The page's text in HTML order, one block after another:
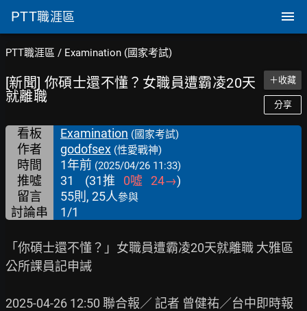
PTT職涯區
PTT職涯區 / Examination (國家考試)
[新聞] 你碩士還不懂？女職員遭霸凌20天
就離職
＋收藏
分享
看板 Examination (國家考試)
作者 godofsex (性愛戰神)
時間 1年前 (2025/04/26 11:33)
推噓 31 (31推 0噓 24→)
留言
55則, 25人參與
討論串 1/1
「你碩士還不懂？」女職員遭霸凌20天就離職 大雅區
公所課員記申誡
2025-04-26 12:50 聯合報／ 記者 曾健祐／台中即時報